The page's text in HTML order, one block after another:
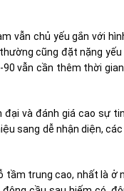
vẫn chủ yếu gắn với
cũng đặt nặng
vẫn cần thêm thời
và đánh giá cao sự
sang dễ nhận diện,
tầm trung cao, nhất là ở